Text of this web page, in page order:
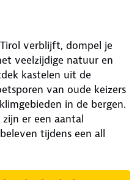
verblijft, dompel je
veelzijdige natuur en
kastelen uit de
van oude keizers
in de bergen.
er een aantal
tijdens een all